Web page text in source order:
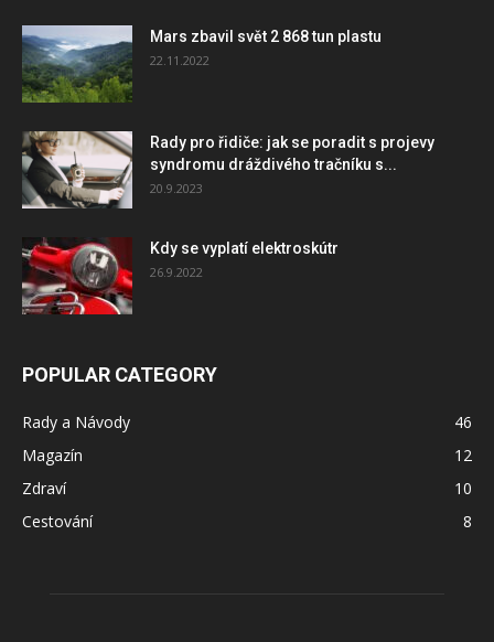
Mars zbavil svět 2 868 tun plastu
22.11.2022
Rady pro řidiče: jak se poradit s projevy
syndromu dráždivého tračníku s...
20.9.2023
Kdy se vyplatí elektroskútr
26.9.2022
POPULAR CATEGORY
Rady a Návody
46
Magazín
12
Zdraví
10
Cestování
8